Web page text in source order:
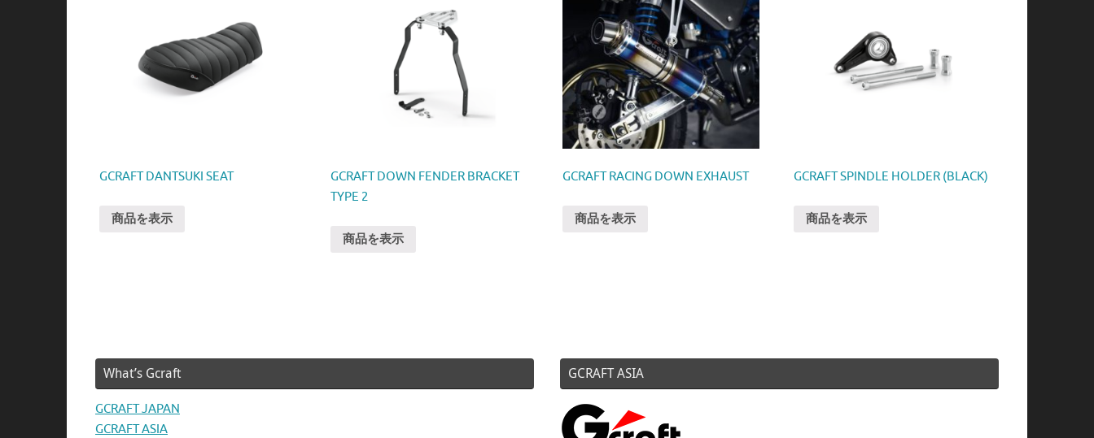
GCRAFT DANTSUKI SEAT
商品を表示
GCRAFT DOWN FENDER BRACKET
TYPE 2
商品を表示
GCRAFT RACING DOWN EXHAUST
商品を表示
GCRAFT SPINDLE HOLDER (BLACK)
商品を表示
What’s Gcraft
GCRAFT JAPAN
GCRAFT ASIA
GCRAFT ASIA